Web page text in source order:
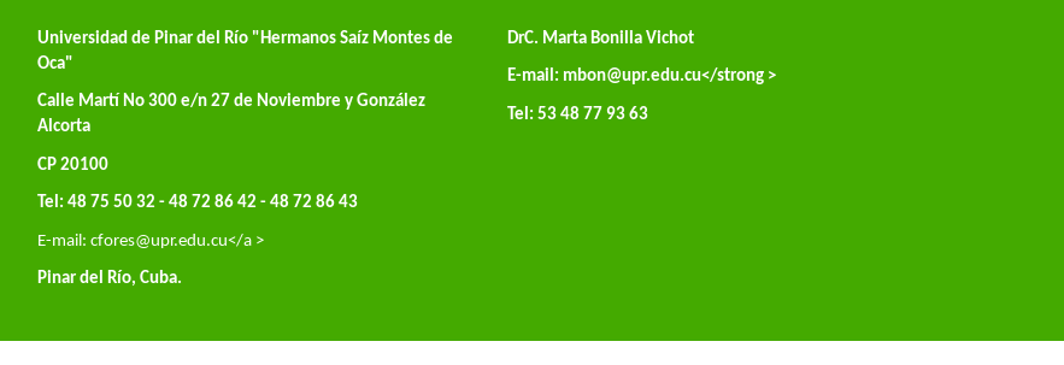
Universidad de Pinar del Río "Hermanos Saíz Montes de
Oca"
Calle Martí No 300 e/n 27 de Noviembre y González
Alcorta
CP 20100
Tel: 48 75 50 32 - 48 72 86 42 - 48 72 86 43
E-mail: cfores@upr.edu.cu</a >
Pinar del Río, Cuba.
DrC. Marta Bonilla Vichot
E-mail: mbon@upr.edu.cu</strong >
Tel: 53 48 77 93 63